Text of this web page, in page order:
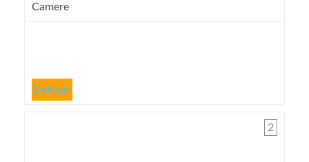
Camere
Dettagli
2